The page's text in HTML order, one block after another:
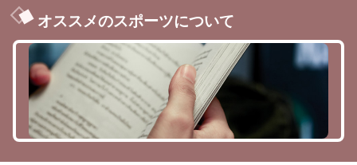
オススメのスポーツについて